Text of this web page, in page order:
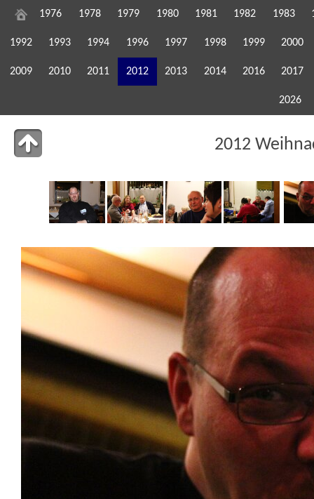
1976 1978 1979 1980 1981 1982 1983
1992 1993 1994 1996 1997 1998 1999 2000
2009 2010 2011 2012 2013 2014 2016 2017
2026
2012